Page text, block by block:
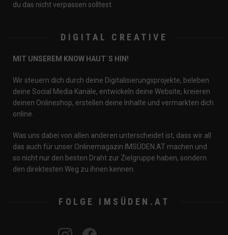
du das nicht verpassen solltest.
DIGITAL CREATIVE
MIT UNSEREM KNOW HAUT`S HIN!
Wir steuern dich durch deine Digitalisierungsprojekte, beleben
deine Social Media Kanäle, entwickeln deine Website, kreieren
deinen Onlineshop, erstellen deine Inhalte und vermarkten dich
online.
Was uns dabei von allen anderen unterscheidet ist, dass wir all
das auch für unser Onlinemagazin IMSÜDEN.AT machen und
so nicht nur den besten Draht zur Zielgruppe haben, sondern
den direktesten Weg zu ihnen kennen.
FOLGE IMSÜDEN.AT
instagram